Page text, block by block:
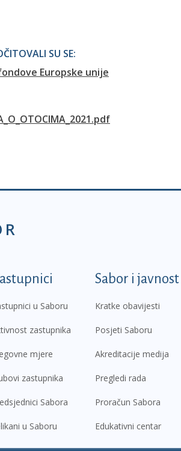
SU SE:
Europske unije
u Saboru
zastupnika
mjere
zastupnika
Sabora
u Saboru
Sabor i javnost
Kratke obavijesti
Posjeti Saboru
Akreditacije medija
Pregledi rada
Proračun Sabora
Edukativni centar